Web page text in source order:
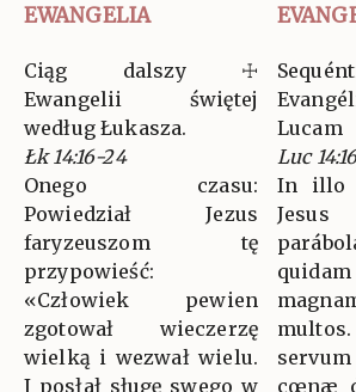
EWANGELIA
Ciąg dalszy ☩
Ewangelii świętej
według Łukasza.
Łk 14:16-24
Onego czasu:
Powiedział Jezus
faryzeuszom tę
przypowieść:
«Człowiek pewien
zgotował wieczerzę
wielką i wezwał wielu.
I posłał sługę swego w
Lucam
Luc
In illo
cœnæ